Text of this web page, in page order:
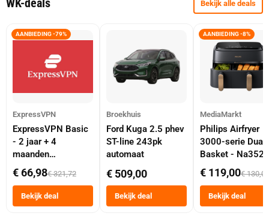
WK-deals Bekijk alle deals
AANBIEDING -79%
ExpressVPN
ExpressVPN Basic
- 2 jaar + 4
maanden
abonnement
€ 66,98€ 321,72
Bekijk deal
Broekhuis
Ford Kuga 2.5 phev
ST-line 243pk
automaat
€ 509,00
Bekijk deal
AANBIEDING -8%
MediaMarkt
Philips Airfryer
3000-serie Dual
Basket -
Dubbele Mand 9
Tot 6 Personen
Heteluchtfriteuse
Zwart
€ 119,00€ 130,00
Bekijk deal